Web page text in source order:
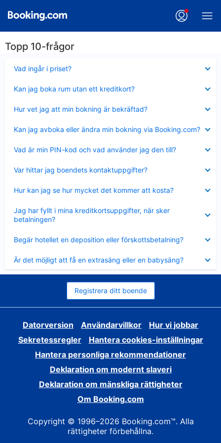
Topp 10-frågor
Vad ingår i priset?
mindre
Kan jag boka rum utan ett kreditkort?
mindre
Hur vet jag att min bokning är bekräftad?
mindre
Kan jag avboka eller ändra min bokning via Booking.com?
mindre
Vad är min PIN-kod och vad använder jag den till?
mindre
Var hittar jag boendets kontaktuppgifter?
mindre
Hur kan jag se hur mycket det kommer att kosta?
mindre
Jag har fyllt i mina kreditkortsuppgifter, när sker
betalningen?
mindre
Begär hotellet en deposition eller förskottsbetalning?
mindre
Är det möjligt att få en extrasäng eller en babysäng?
mindre
Registrera ditt boende
Datorversion Användarvillkor
Hur vi jobbar
Sekretessregler
Hantera cookies-inställningar
Hantera personliga rekommendationer
Deklaration om modernt slaveri
Deklaration om mänskliga rättigheter
Om Booking.com
Copyright © 1996–2026 Booking.com™. Alla
rättigheter förbehållna.